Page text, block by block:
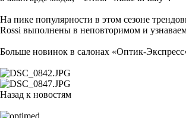
На пике популярности в этом сезоне
Rossi выполнены в неповторимом и
Больше новинок в салонах «Оптик-
Назад к новостям